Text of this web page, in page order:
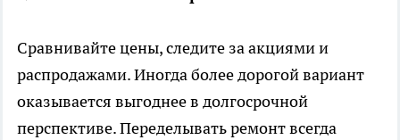
Сравнивайте цены, следите за акциями и
распродажами. Иногда более дорогой вариант
оказывается выгоднее в долгосрочной
перспективе. Переделывать ремонт всегда